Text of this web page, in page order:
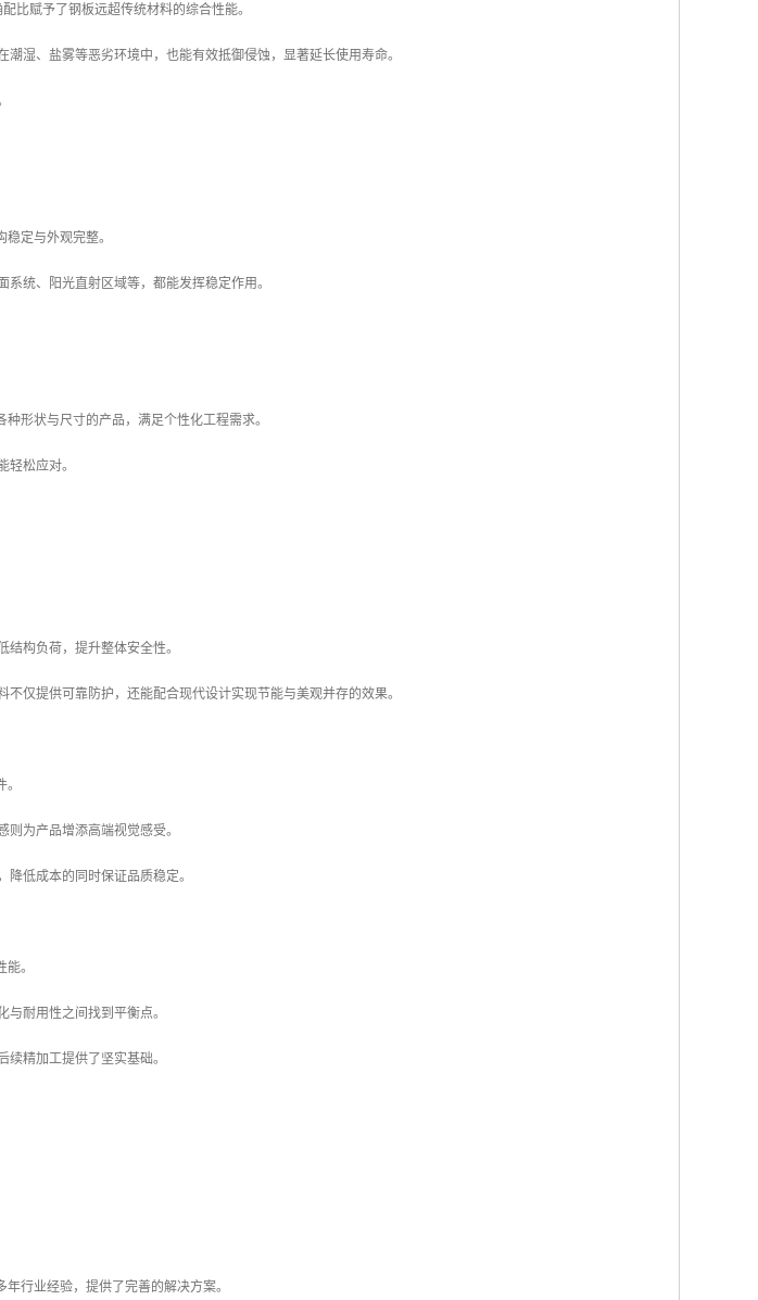
比赋予了钢板远超传统材料的综合性能。
湿、盐雾等恶劣环境中，也能有效抵御侵蚀，显著延长使用寿命。
定与外观完整。
统、阳光直射区域等，都能发挥稳定作用。
形状与尺寸的产品，满足个性化工程需求。
松应对。
构负荷，提升整体安全性。
仅提供可靠防护，还能配合现代设计实现节能与美观并存的效果。
为产品增添高端视觉感受。
低成本的同时保证品质稳定。
。
耐用性之间找到平衡点。
精加工提供了坚实基础。
行业经验，提供了完善的解决方案。